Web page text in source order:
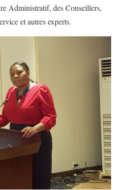
Administratif, des Conseillers,
et autres experts.